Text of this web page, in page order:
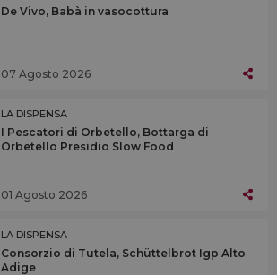
De Vivo, Babà in vasocottura
07 Agosto 2026
LA DISPENSA
I Pescatori di Orbetello, Bottarga di
Orbetello Presidio Slow Food
01 Agosto 2026
LA DISPENSA
Consorzio di Tutela, Schüttelbrot Igp Alto
Adige